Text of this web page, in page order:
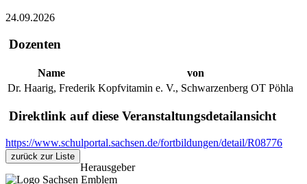
24.09.2026
Dozenten
Name
von
Dr. Haarig, Frederik Kopfvitamin e. V., Schwarzenberg OT Pöhla
Direktlink auf diese Veranstaltungsdetailansicht
https://www.schulportal.sachsen.de/fortbildungen/detail/R08776
zurück zur Liste
Herausgeber